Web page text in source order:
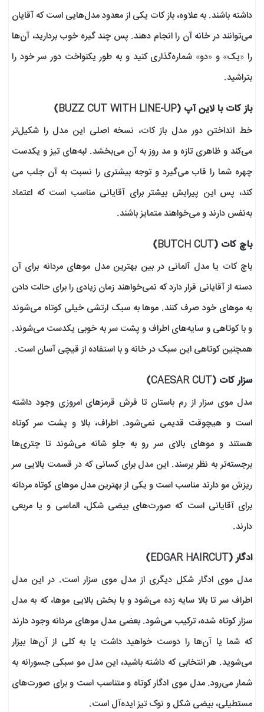
داشته باشند. به علاوه، باز کات یکی از معدود مدل‌هایی است که آقایان
می‌توانند در خانه آن را انجام دهند. پس چند گیره خوب بردارید، آن‌ها
را «یک» و «دو» شماره‌گذاری کنید و به طور یکنواخت دور سر خود را
بتراشید.
باز کات با لاین آپ (BUZZ CUT WITH LINE-UP)
خط انداختن دور مدل باز کات، نسخه اصلی این مدل را شکیل‌تر
می‌کند و ظاهری تازه و مد روز به آن می‌بخشد. لبه‌های تیز و یکدست
چهره شما را قاب می‌گیرد و توجه بیشتری را نسبت به آن جلب می
کند، پس این پیرایش بیشتر برای آقایانی مناسب است که اعتماد
به‌نفس دارند و می‌خواهند متمایز باشند.
باچ کات (BUTCH CUT)
باچ کات یا مدل آلمانی در بین بهترین مدل موهای مردانه برای آن
دسته از آقایانی قرار دارد که نمی‌خواهند زمان زیادی را برای حالت دادن
به موهای خود صرف کنند. موها به سبک ارتشی خیلی کوتاه می‌شوند
و با کوتاهی و سایه‌های اطراف و پشت سر به خوبی یکدست می‌شوند.
همچنین کوتاهی این سبک در خانه و با استفاده از قیچی‌ آسان است.
سزار کات (CAESAR CUT)
مدل موی سزار از رم باستان تا فرش قرمزهای امروزی وجود داشته
است و هیچوقت قدیمی نمی‌شود. اطراف، بالا و پشت سر کوتاه
هستند و موهای بالای سر رو به جلو شانه می‌شوند تا چتری‌ها
برجسته‌تر به نظر برسند. این مدل برای کسانی که در قسمت بالایی سر
ریزش مو دارند مناسب است و یکی از بهترین مدل موهای کوتاه مردانه
برای آقایانی است که صورت‌های بیضی شکل، الماسی و یا مربعی
دارند.
ادگار (EDGAR HAIRCUT)
مدل موی ادگار شکل دیگری از مدل موی سزار است. در این مدل
اطراف سر تا بالا سایه زده می‌شود و با بخش بالایی موها، که به مدل
سزار کوتاه شده، ترکیب می‌شود. بعضی مدل موهای مردانه وجود دارند
که شما یا آن‌ها را دوست خواهید داشت یا به کلی از آن‌ها بیزار
می‌شوید. هر انتخابی که داشته باشید، این مدل مو سبکی جسورانه به
شمار می‌رود. مدل موی ادگار کوتاه و متناسب است و برای صورت‌های
مستطیلی، بیضی شکل و نوک تیز ایده‌آل است.